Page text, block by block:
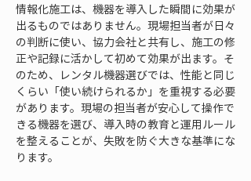
情報化施工は、機器を導入した瞬間に効果が
出るものではありません。現場担当者が日々
の判断に使い、協力会社と共有し、施工の修
正や記録に活かして初めて効果が出ます。そ
のため、レンタル機器選びでは、性能と同じ
くらい「使い続けられるか」を重視する必要
があります。現場の担当者が安心して操作で
きる機器を選び、導入時の教育と運用ルール
を整えることが、失敗を防ぐ大きな基準にな
ります。